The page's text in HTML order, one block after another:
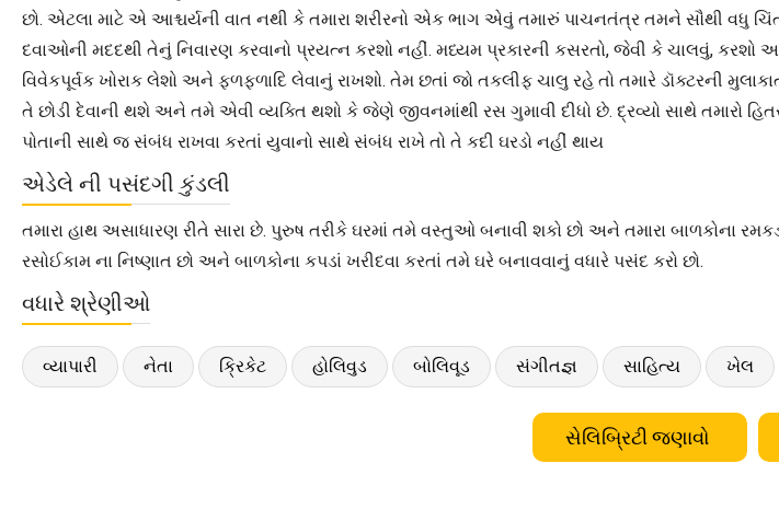
છો. એટલા માટે એ આશ્ચર્યની વાત નથી કે તમારા શરીરનો એક ભાગ એવું તમારું પાચનતંત્ર તમને સૌથી
દવાઓની મદદથી તેનું નિવારણ કરવાનો પ્રયત્ન કરશો નહીં. મધ્યમ પ્રકારની કસરતો, જેવી કે ચાલવું, કરશો
વિવેકપૂર્વક ખોરાક લેશો અને ફળફળાદિ લેવાનું રાખશો. તેમ છતાં જો તકલીફ ચાલુ રહે તો તમારે ડૉક્ટરની
તે છોડી દેવાની થશે અને તમે એવી વ્યક્તિ થશો કે જેણે જીવનમાંથી રસ ગુમાવી દીધો છે. દ્રવ્યો સાથે તમારો
પોતાની સાથે જ સંબંધ રાખવા કરતાં યુવાનો સાથે સંબંધ રાખે તો તે કદી ઘરડો નહીં થાય
એડેલે ની પસંદગી કુંડલી
તમારા હાથ અસાધારણ રીતે સારા છે. પુરુષ તરીકે ઘરમાં તમે વસ્તુઓ બનાવી શકો છો અને તમારા
રસોઈકામ ના નિષ્ણાત છો અને બાળકોના કપડાં ખરીદવા કરતાં તમે ઘરે બનાવવાનું વધારે પસંદ કરો છો.
વધારે શ્રેણીઓ
વ્યાપારી નેતા ક્રિકેટ હોલિવુડ બોલિવૂડ સંગીતજ્ઞ સાહિત્ય ખેલ
સેલિબ્રિટી જણાવો